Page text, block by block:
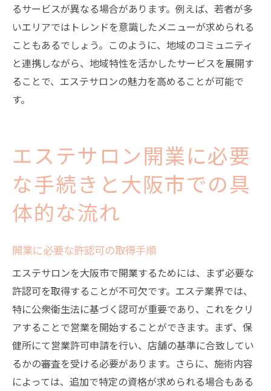
るサービスが異なる場合があります。例えば、若者が多
いエリアではトレンドを意識したメニューが求められる
こともあるでしょう。このように、地域のコミュニティ
と連携しながら、地域特性を活かしたサービスを展開す
ることで、エステサロンの魅力を高めることが可能で
す。
エステサロン開業に必要
な手続きと大阪市での具
体的な流れ
開業に必要な許認可の取得手順
エステサロンを大阪市で開業するためには、まず必要な
許認可を取得することが不可欠です。エステ業界では、
特に公衆衛生法に基づく認可が重要であり、これをクリ
アすることで営業を開始することができます。まず、保
健所にて営業許可申請を行い、店舗の基準に合致してい
るかの審査を受ける必要があります。さらに、施術内容
によっては、追加で特定の資格が求められる場合もある